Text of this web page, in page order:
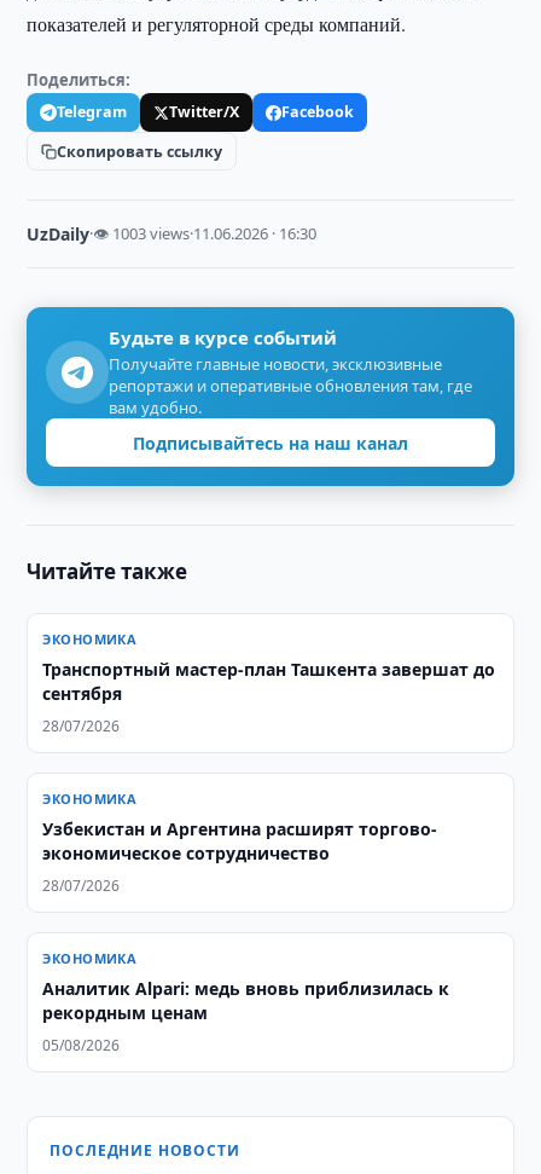
показателей и регуляторной среды компаний.
Поделиться:
Telegram Twitter/X
Facebook
Скопировать ссылку
UzDaily·👁 1003 views·11.06.2026 · 16:30
Будьте в курсе событий
Получайте главные новости, эксклюзивные
репортажи и оперативные обновления там, где
вам удобно.
Подписывайтесь на наш канал
Читайте также
ЭКОНОМИКА
Транспортный мастер-план Ташкента завершат до
сентября
28/07/2026
ЭКОНОМИКА
Узбекистан и Аргентина расширят торгово-
экономическое сотрудничество
28/07/2026
ЭКОНОМИКА
Аналитик Alpari: медь вновь приблизилась к
рекордным ценам
05/08/2026
ПОСЛЕДНИЕ НОВОСТИ